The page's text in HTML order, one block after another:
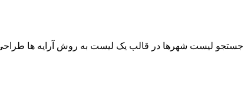
لیست شهرها در قالب یک لیست به روش آرایه ها طراحی